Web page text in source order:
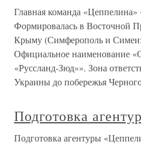
Главная команда
Формировалась в Восточной
Крыму (Симферополь и
Официальное наименование
«Руссланд-Зюд»». Зона
Украины до побережья
Подготовка
Подготовка агентуры